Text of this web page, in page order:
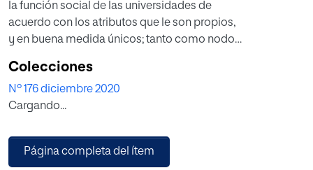
la función social de las universidades de
acuerdo con los atributos que le son propios,
y en buena medida únicos; tanto como nodo
mercado y los reguladores o entre lo global
y lo local. Y propone tres ideas: el estudio,
la esperanza y la escucha. Propuestas que
transformadora, calmada y abierta, y que
pueden servir para diferenciar e impulsar el
Colecciones
Nº 176 diciembre 2020
Cargando...
Página completa del ítem